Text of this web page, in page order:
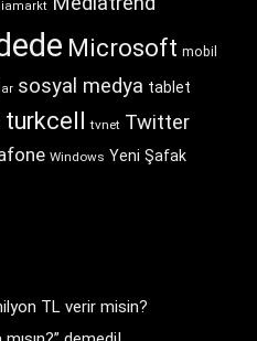
Microsoft mobil
sosyal medya tablet
turkcell tvnet Twitter
Windows Yeni Şafak
TL verir misin?